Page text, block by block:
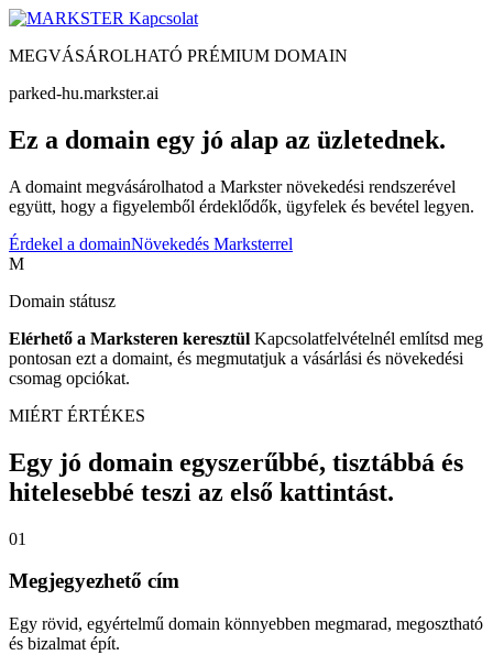
Kapcsolat
MEGVÁSÁROLHATÓ PRÉMIUM DOMAIN
parked-hu.markster.ai
Ez a domain egy jó alap az üzletednek.
A domaint megvásárolhatod a Markster növekedési rendszerével
együtt, hogy a figyelemből érdeklődők, ügyfelek és bevétel legyen.
Érdekel a domainNövekedés Marksterrel
M
Domain státusz
Elérhető a Marksteren keresztül Kapcsolatfelvételnél említsd meg
pontosan ezt a domaint, és megmutatjuk a vásárlási és növekedési
csomag opciókat.
MIÉRT ÉRTÉKES
Egy jó domain egyszerűbbé, tisztábbá és
hitelesebbé teszi az első kattintást.
01
Megjegyezhető cím
Egy rövid, egyértelmű domain könnyebben megmarad, megosztható
és bizalmat épít.